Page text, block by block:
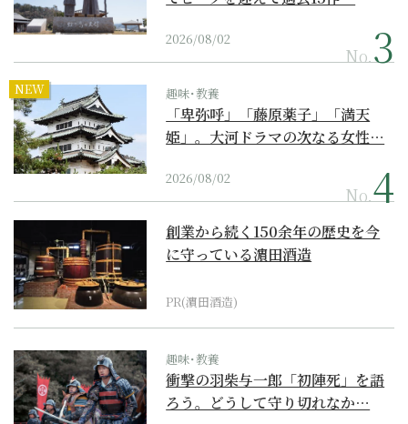
2026/08/02
No.
NEW 趣味･教養
「卑弥呼」「藤原薬子」「満天
姫」。大河ドラマの次なる女性…
2026/08/02
No.
創業から続く150余年の歴史を今
に守っている濵田酒造
PR(濵田酒造)
趣味･教養
衝撃の羽柴与一郎「初陣死」を語
ろう。どうして守り切れなか…